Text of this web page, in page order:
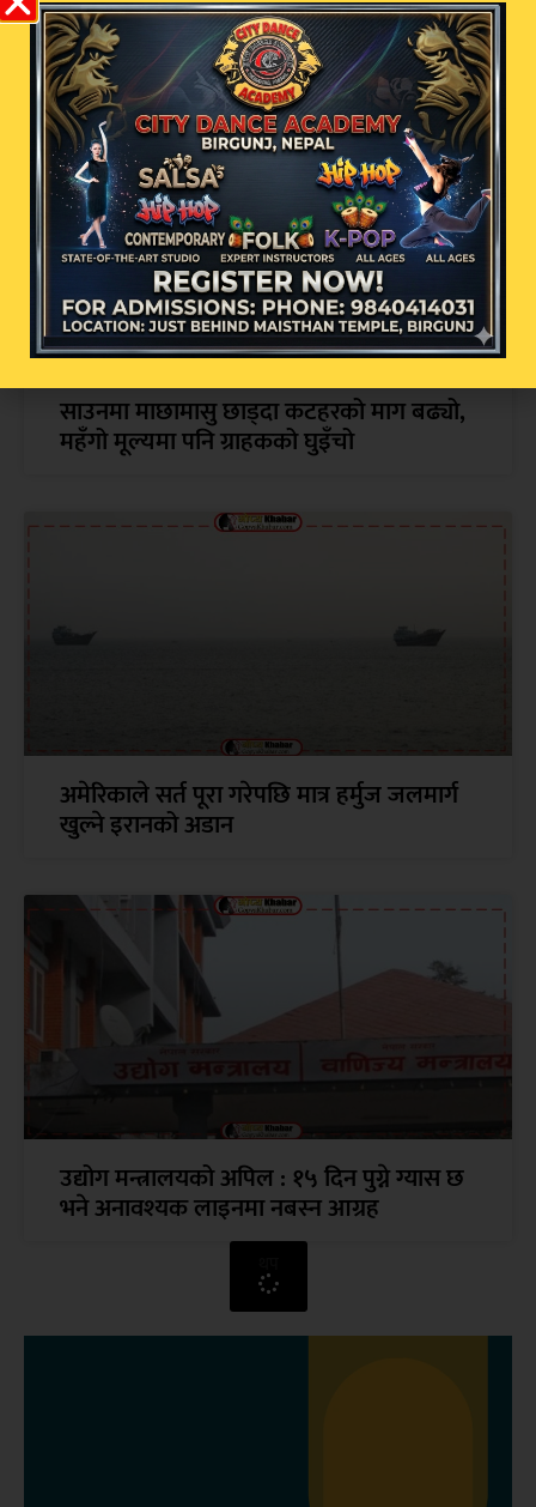
सम्बन्धित खबर
साउनमा माछामासु छाड्दा कटहरको माग बढ्यो,
महँगो मूल्यमा पनि ग्राहकको घुइँचो
अमेरिकाले सर्त पूरा गरेपछि मात्र हर्मुज जलमार्ग
खुल्ने इरानको अडान
उद्योग मन्त्रालयको अपिल : १५ दिन पुग्ने ग्यास छ
भने अनावश्यक लाइनमा नबस्न आग्रह